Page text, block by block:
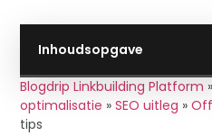
Blogdrip Linkbuilding Platform »
optimalisatie »SEO uitleg »
tips
Inhoudsopgave